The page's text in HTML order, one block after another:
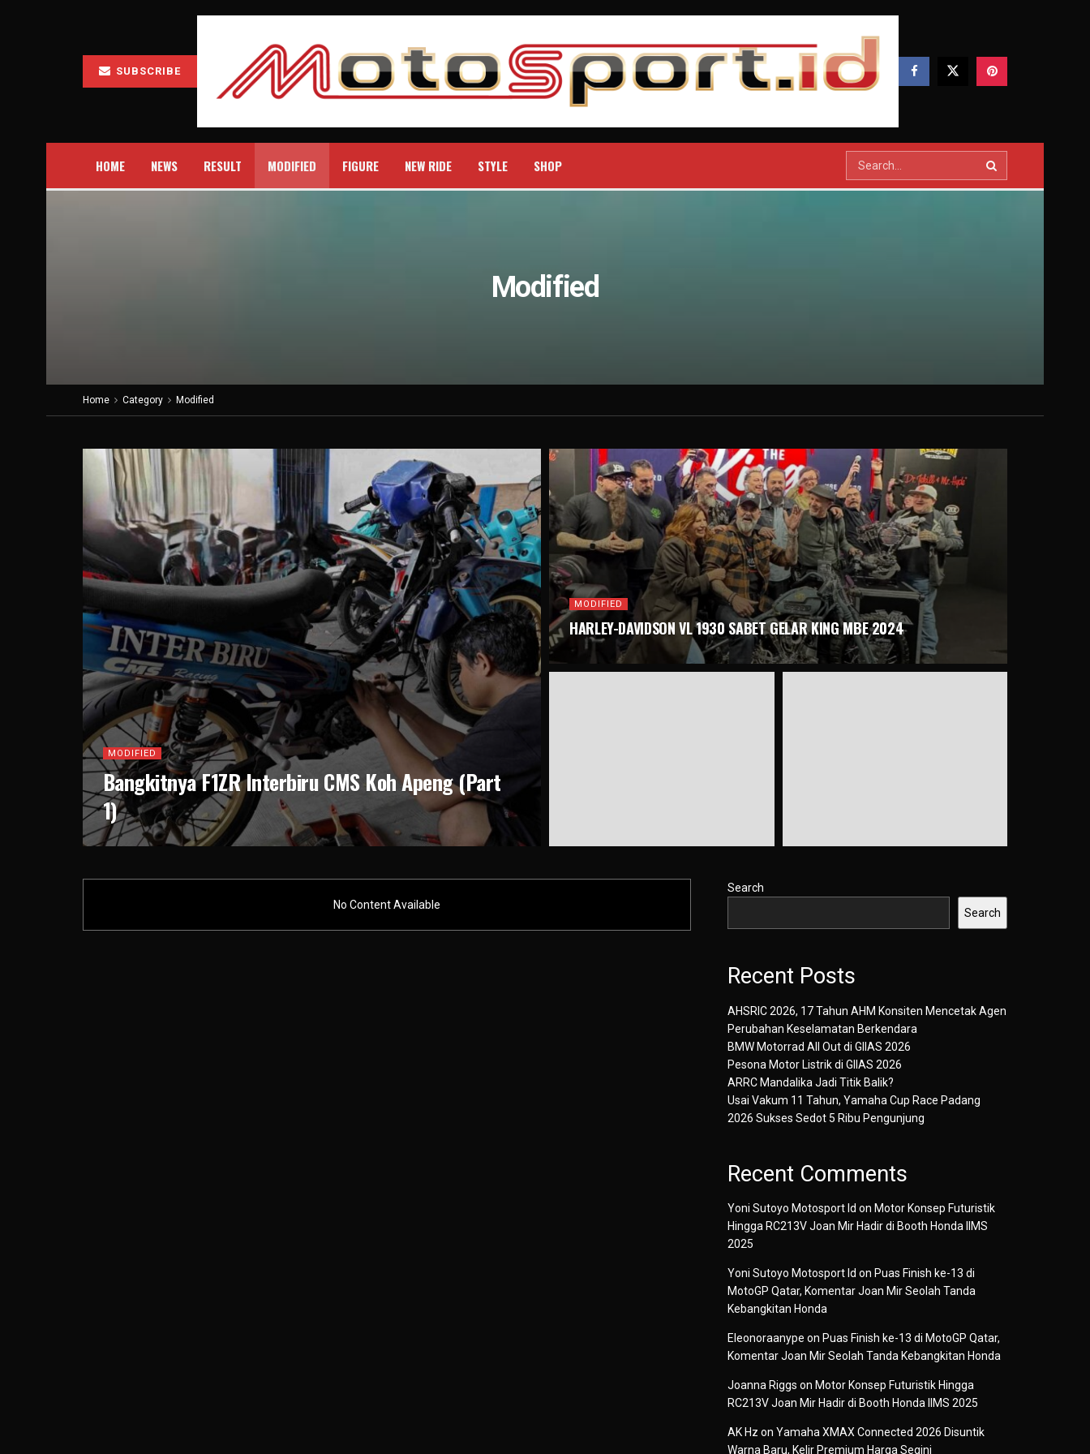
SUBSCRIBE
HOME NEWS RESULT MODIFIED FIGURE NEW RIDE STYLE SHOP
Modified
Home Category Modified
MODIFIED
Bangkitnya F1ZR Interbiru CMS Koh Apeng (Part
1)
MODIFIED
HARLEY-DAVIDSON VL 1930 SABET GELAR KING MBE 2024
No Content Available
Search
Search
Recent Posts
AHSRIC 2026, 17 Tahun AHM Konsiten Mencetak Agen
Perubahan Keselamatan Berkendara
BMW Motorrad All Out di GIIAS 2026
Pesona Motor Listrik di GIIAS 2026
ARRC Mandalika Jadi Titik Balik?
Usai Vakum 11 Tahun, Yamaha Cup Race Padang
2026 Sukses Sedot 5 Ribu Pengunjung
Recent Comments
Yoni Sutoyo Motosport Id on Motor Konsep Futuristik
Hingga RC213V Joan Mir Hadir di Booth Honda IIMS
2025
Yoni Sutoyo Motosport Id on Puas Finish ke-13 di
MotoGP Qatar, Komentar Joan Mir Seolah Tanda
Kebangkitan Honda
Eleonoraanype on Puas Finish ke-13 di MotoGP Qatar,
Komentar Joan Mir Seolah Tanda Kebangkitan Honda
Joanna Riggs on Motor Konsep Futuristik Hingga
RC213V Joan Mir Hadir di Booth Honda IIMS 2025
AK Hz on Yamaha XMAX Connected 2026 Disuntik
Warna Baru, Kelir Premium Harga Segini